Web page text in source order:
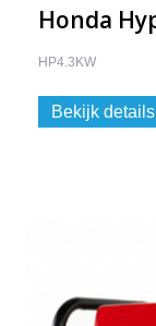
Honda
HP4.3KW
Bekijk